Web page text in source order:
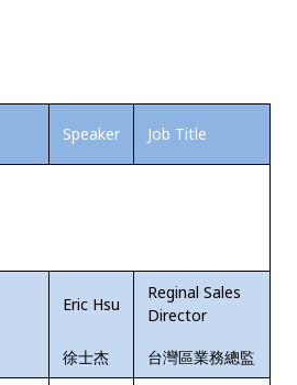
Speaker Job Title
Eric Hsu
Reginal Sales
Director
徐士杰 台灣區業務總監